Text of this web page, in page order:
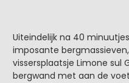
Uiteindelijk na 40
imposante
vissersplaatsje Limone sul
bergwand met aan de